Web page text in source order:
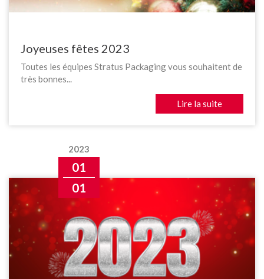
Joyeuses fêtes 2023
Toutes les équipes Stratus Packaging vous souhaitent de
très bonnes...
Lire la suite
2023
01
01